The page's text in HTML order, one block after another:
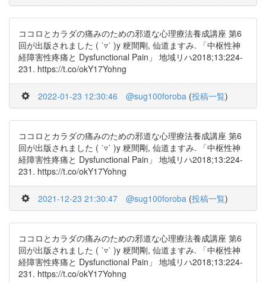
ココロとカラダの痛みのための邪道な心理療法養成講座 第6
回が出版されました ( ˙▿˙ )y 粳間剛, 仙道ますみ. 「中枢性神
経障害性疼痛と Dysfunctional Pain」 地域リハ2018;13:224-
231. https://t.co/okY17Yohng
2022-01-23 12:30:46 @sug100foroba (投稿一覧)
ココロとカラダの痛みのための邪道な心理療法養成講座 第6
回が出版されました ( ˙▿˙ )y 粳間剛, 仙道ますみ. 「中枢性神
経障害性疼痛と Dysfunctional Pain」 地域リハ2018;13:224-
231. https://t.co/okY17Yohng
2021-12-23 21:30:47 @sug100foroba (投稿一覧)
ココロとカラダの痛みのための邪道な心理療法養成講座 第6
回が出版されました ( ˙▿˙ )y 粳間剛, 仙道ますみ. 「中枢性神
経障害性疼痛と Dysfunctional Pain」 地域リハ2018;13:224-
231. https://t.co/okY17Yohng